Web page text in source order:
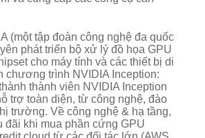
(một tập đoàn công nghệ đa quốc
phát triển bộ xử lý đồ họa GPU
cho máy tính và các thiết bị di
chương trình NVIDIA Inception:
thành viên NVIDIA Inception
trợ toàn diện, từ công nghệ, đào
trường. Về công nghệ & hạ tầng,
đãi khi mua phần cứng GPU